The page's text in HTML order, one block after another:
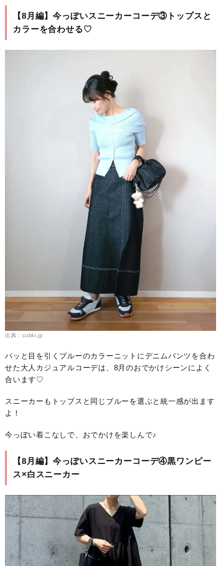
【8月編】今っぽいスニーカーコーデ③トップスと
カラーを合わせる♡
出典：cubki.jp
パッと目を引くブルーのカラーニットにデニムパンツを合わ
せた大人カジュアルコーデは、8月のおでかけシーンによく
合います♡
スニーカーもトップスと同じブルーを選ぶと統一感が出ます
よ！
今っぽい着こなしで、おでかけを楽しんで♪
【8月編】今っぽいスニーカーコーデ④黒ワンピー
ス×白スニーカー